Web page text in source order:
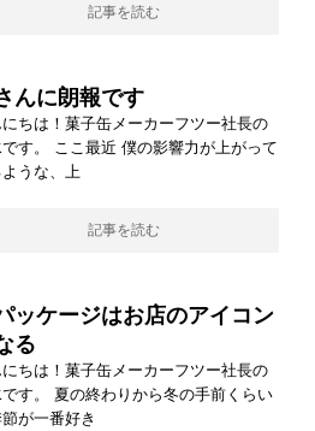
記事を読む
んに朗報です
にちは！菓子缶メーカーフツー社長の
す。 ここ最近 僕の影響力が上がって
ような、上
記事を読む
ッケージはお店のアイコン
る
にちは！菓子缶メーカーフツー社長の
す。 夏の終わりから冬の手前くらい
が一番好き